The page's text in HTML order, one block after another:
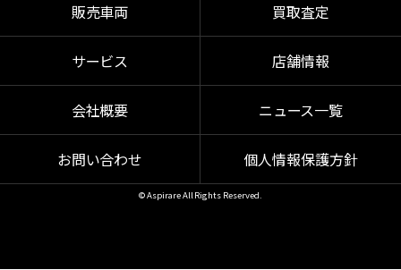
販売車両 買取査定
サービス 店舗情報
会社概要 ニュース一覧
お問い合わせ 個人情報保護方針
© Aspirare All Rights Reserved.